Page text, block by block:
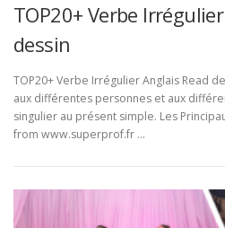
TOP20+ Verbe
dessin
TOP20+ Verbe Irrégulier Anglais Read
aux différentes personnes et aux
singulier au présent simple. Les
from www.superprof.fr …